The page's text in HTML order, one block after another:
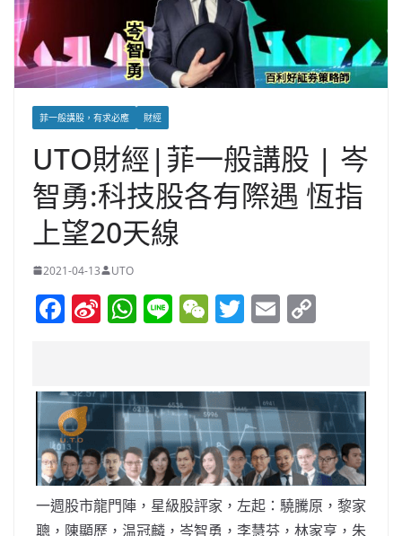
菲一般講股，有求必應 財經
UTO財經|菲一般講股 | 岑
智勇:科技股各有際遇 恆指
上望20天線
2021-04-13 UTO
F
e
b
o
o
k
Si
W
ei
b
o
W
s
A
p
p
Li W
h
at
T
er
E
l y
Li
n
k
一週股市龍門陣，星級股評家，左起：驍騰原，黎家
聰，陳顯歷，温冠麟，岑智勇，李慧芬，林家亨，朱